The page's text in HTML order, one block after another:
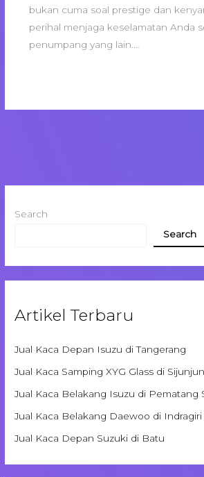
bukan cuma soal prestige dan
perihal menjaga keselamatan Anda
penumpang yang lain.…
Search
Search
Artikel Terbaru
Jual Kaca Depan Isuzu di Tangerang
Jual Kaca Samping XYG Glass di
Jual Kaca Belakang Isuzu di Pematang
Jual Kaca Belakang Daewoo di Indragiri
Jual Kaca Depan Suzuki di Batu